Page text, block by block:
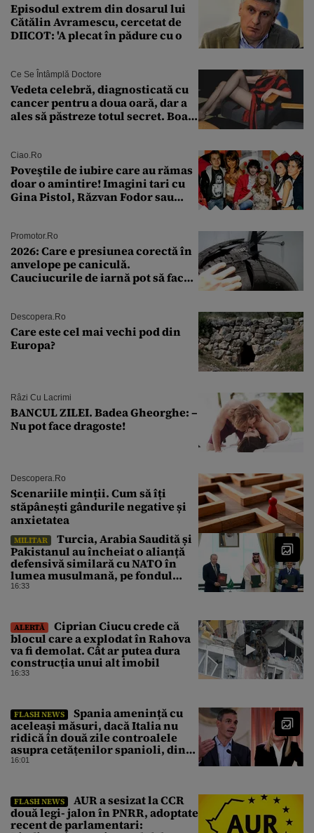
Episodul extrem din dosarul lui
Cătălin Avramescu, cercetat de
DIICOT: 'A plecat în pădure cu o
Ce Se Întâmplă Doctore
Vedeta celebră, diagnosticată cu
cancer pentru a doua oară, dar a
ales să păstreze totul secret. Boala
Ciao.ro
Poveştile de iubire care au rămas
doar o amintire! Imagini tari cu
Gina Pistol, Răzvan Fodor sau
Promotor.ro
2026: Care e presiunea corectă în
anvelope pe caniculă.
Cauciucurile de iarnă pot să facă
Descopera.ro
Care este cel mai vechi pod din
Europa?
Râzi Cu Lacrimi
BANCUL ZILEI. Badea Gheorghe: –
Nu pot face dragoste!
Descopera.ro
Scenariile minții. Cum să îți
stăpânești gândurile negative și
anxietatea
MILITAR
Turcia, Arabia Saudită și
Pakistanul au încheiat o alianță
defensivă similară cu NATO în
lumea musulmană, pe fondul
conflictelor din Orientul Mijlociu
16:33
ALERTĂ
Ciprian Ciucu crede că
blocul care a explodat în Rahova
va fi demolat. Cât ar putea dura
construcția unui alt imobil
16:33
FLASH NEWS
Spania amenință cu
aceleași măsuri, dacă Italia nu
ridică în două zile controalele
asupra cetățenilor spanioli, din
cauza crizei migrației
16:01
FLASH NEWS
AUR a sesizat la CCR
două legi- jalon în PNRR, adoptate
recent de parlamentari: